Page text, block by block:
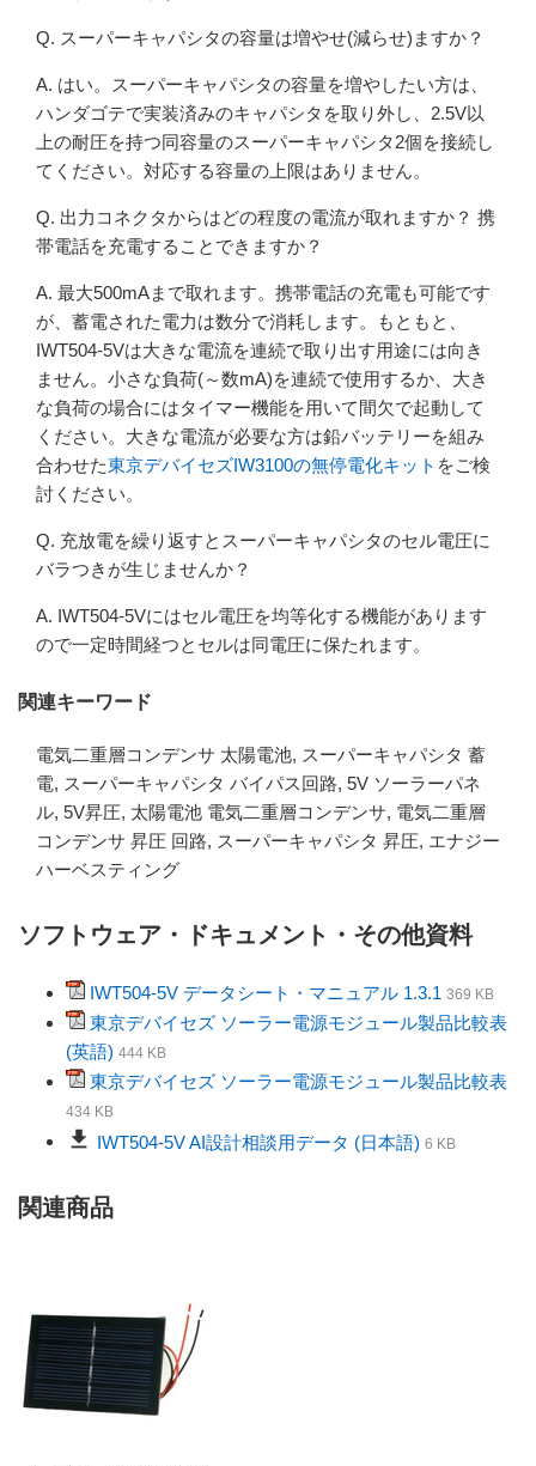
Q. スーパーキャパシタの容量は増やせ(減らせ)ますか？
A. はい。スーパーキャパシタの容量を増やしたい方は、
ハンダゴテで実装済みのキャパシタを取り外し、2.5V以
上の耐圧を持つ同容量のスーパーキャパシタ2個を接続し
てください。対応する容量の上限はありません。
Q. 出力コネクタからはどの程度の電流が取れますか？ 携
帯電話を充電することできますか？
A. 最大500mAまで取れます。携帯電話の充電も可能です
が、蓄電された電力は数分で消耗します。もともと、
IWT504-5Vは大きな電流を連続で取り出す用途には向き
ません。小さな負荷(～数mA)を連続で使用するか、大き
な負荷の場合にはタイマー機能を用いて間欠で起動して
ください。大きな電流が必要な方は鉛バッテリーを組み
合わせた東京デバイセズIW3100の無停電化キット をご検
討ください。
Q. 充放電を繰り返すとスーパーキャパシタのセル電圧に
バラつきが生じませんか？
A. IWT504-5Vにはセル電圧を均等化する機能があります
ので一定時間経つとセルは同電圧に保たれます。
関連キーワード
電気二重層コンデンサ 太陽電池, スーパーキャパシタ 蓄
電, スーパーキャパシタ バイパス回路, 5V ソーラーパネ
ル, 5V昇圧, 太陽電池 電気二重層コンデンサ, 電気二重層
コンデンサ 昇圧 回路, スーパーキャパシタ 昇圧, エナジー
ハーベスティング
ソフトウェア・ドキュメント・その他資料
IWT504-5V データシート・マニュアル 1.3.1 369 KB
東京デバイセズ ソーラー電源モジュール製品比較表
(英語) 444 KB
東京デバイセズ ソーラー電源モジュール製品比較表
434 KB
download IWT504-5V AI設計相談用データ (日本語) 6 KB
関連商品